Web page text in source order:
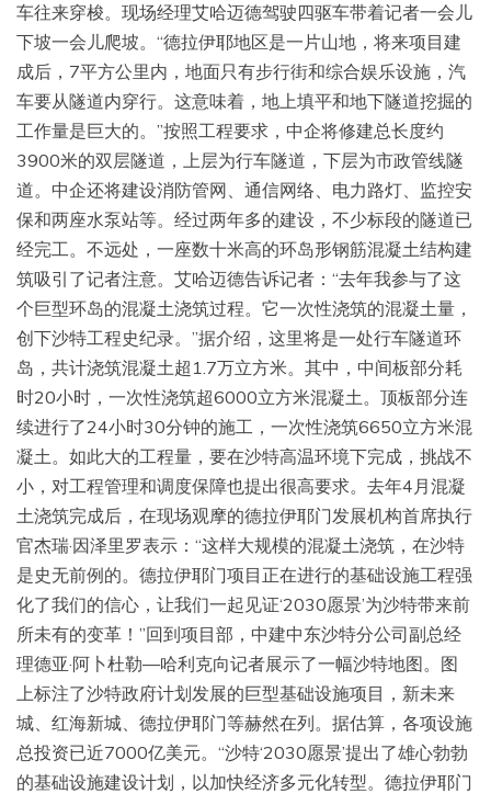
车往来穿梭。现场经理艾哈迈德驾驶四驱车带着记者一会儿
下坡一会儿爬坡。“德拉伊耶地区是一片山地，将来项目建
成后，7平方公里内，地面只有步行街和综合娱乐设施，汽
车要从隧道内穿行。这意味着，地上填平和地下隧道挖掘的
工作量是巨大的。”按照工程要求，中企将修建总长度约
3900米的双层隧道，上层为行车隧道，下层为市政管线隧
道。中企还将建设消防管网、通信网络、电力路灯、监控安
保和两座水泵站等。经过两年多的建设，不少标段的隧道已
经完工。不远处，一座数十米高的环岛形钢筋混凝土结构建
筑吸引了记者注意。艾哈迈德告诉记者：“去年我参与了这
个巨型环岛的混凝土浇筑过程。它一次性浇筑的混凝土量，
创下沙特工程史纪录。”据介绍，这里将是一处行车隧道环
岛，共计浇筑混凝土超1.7万立方米。其中，中间板部分耗
时20小时，一次性浇筑超6000立方米混凝土。顶板部分连
续进行了24小时30分钟的施工，一次性浇筑6650立方米混
凝土。如此大的工程量，要在沙特高温环境下完成，挑战不
小，对工程管理和调度保障也提出很高要求。去年4月混凝
土浇筑完成后，在现场观摩的德拉伊耶门发展机构首席执行
官杰瑞·因泽里罗表示：“这样大规模的混凝土浇筑，在沙特
是史无前例的。德拉伊耶门项目正在进行的基础设施工程强
化了我们的信心，让我们一起见证‘2030愿景’为沙特带来前
所未有的变革！”回到项目部，中建中东沙特分公司副总经
理德亚·阿卜杜勒—哈利克向记者展示了一幅沙特地图。图
上标注了沙特政府计划发展的巨型基础设施项目，新未来
城、红海新城、德拉伊耶门等赫然在列。据估算，各项设施
总投资已近7000亿美元。“沙特‘2030愿景’提出了雄心勃勃
的基础设施建设计划，以加快经济多元化转型。德拉伊耶门